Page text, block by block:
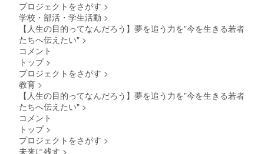
お持ち
くださ
ていた
だきま
プロジェクトをさがす >
学校・部活・学生活動 >
【人生の目的ってなんだろう】夢を追う力を"今を生きる若者
たちへ伝えたい" >
コメント
トップ >
プロジェクトをさがす >
教育 >
【人生の目的ってなんだろう】夢を追う力を"今を生きる若者
たちへ伝えたい" >
コメント
トップ >
プロジェクトをさがす >
未来に残す >